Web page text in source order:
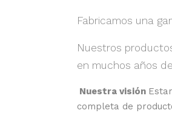
Fabricamos una
Nuestros
en muchos años
Nuestra visión
completa de